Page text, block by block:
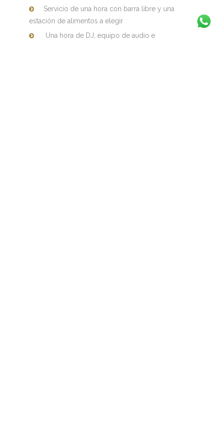
Servicio de una hora con barra libre y una
estación de alimentos a elegir
Una hora de DJ, equipo de audio e